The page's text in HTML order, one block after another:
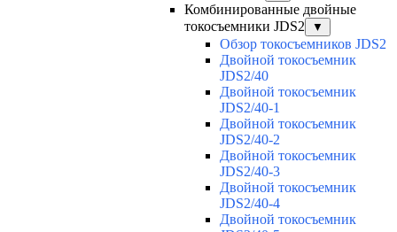
Комбинированные двойные
токосъемники JDS2
▼
Обзор токосъемников JDS2
Двойной токосъемник
JDS2/40
Двойной токосъемник
JDS2/40-1
Двойной токосъемник
JDS2/40-2
Двойной токосъемник
JDS2/40-3
Двойной токосъемник
JDS2/40-4
Двойной токосъемник